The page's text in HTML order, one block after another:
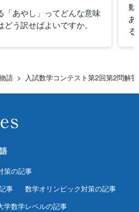
「あやし」ってどんな意味
う訳せばよいですか。
動
あ
語 入試数学コンテスト第2回第2問解
策の記事
事
数学オリンピック対策の記事
学数学レベルの記事